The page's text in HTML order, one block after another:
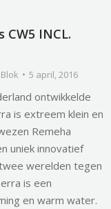
CW5 INCL.
5 april, 2016
ontwikkelde
is extreem klein en
Remeha
uniek innovatief
werelden tegen
is een
en warm water.